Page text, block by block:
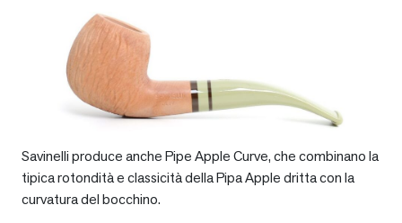
Savinelli produce anche Pipe Apple Curve, che combinano la
tipica rotondità e classicità della Pipa Apple dritta con la
curvatura del bocchino.